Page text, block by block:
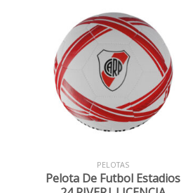
PELOTAS
Pelota De Futbol Estadios